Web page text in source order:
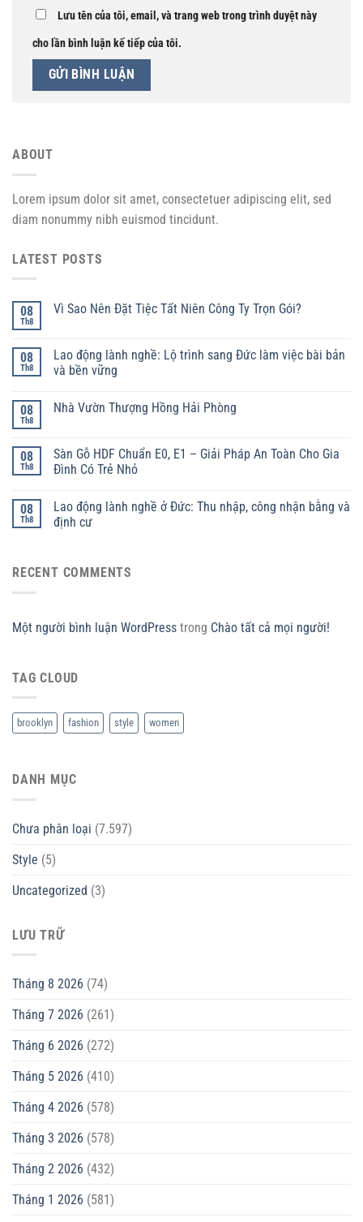
Lưu tên của tôi, email, và trang web trong trình duyệt này
cho lần bình luận kế tiếp của tôi.
ABOUT
Lorem ipsum dolor sit amet, consectetuer adipiscing elit, sed
diam nonummy nibh euismod tincidunt.
LATEST POSTS
08
Th8
Vì Sao Nên Đặt Tiệc Tất Niên Công Ty Trọn Gói?
08
Th8
Lao động lành nghề: Lộ trình sang Đức làm việc bài bản
và bền vững
08
Th8
Nhà Vườn Thượng Hồng Hải Phòng
08
Th8
Sàn Gỗ HDF Chuẩn E0, E1 – Giải Pháp An Toàn Cho Gia
Đình Có Trẻ Nhỏ
08
Th8
Lao động lành nghề ở Đức: Thu nhập, công nhận bằng và
định cư
RECENT COMMENTS
Một người bình luận WordPress trong Chào tất cả mọi người!
TAG CLOUD
brooklyn fashion style women
DANH MỤC
Chưa phân loại (7.597)
Style (5)
Uncategorized (3)
LƯU TRỮ
Tháng 8 2026 (74)
Tháng 7 2026 (261)
Tháng 6 2026 (272)
Tháng 5 2026 (410)
Tháng 4 2026 (578)
Tháng 3 2026 (578)
Tháng 2 2026 (432)
Tháng 1 2026 (581)